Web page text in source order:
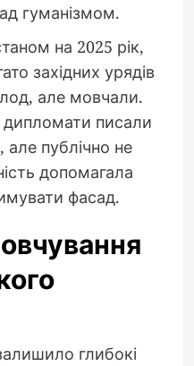
гуманізмом.
на 2025 рік,
західних урядів
але мовчали.
дипломати писали
але публічно не
допомагала
фасад.
глибокі